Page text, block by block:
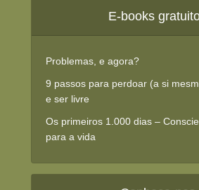
E-books
Problemas, e agora?
9 passos para perdoar (a si
e ser livre
Os primeiros 1.000 dias –
para a vida